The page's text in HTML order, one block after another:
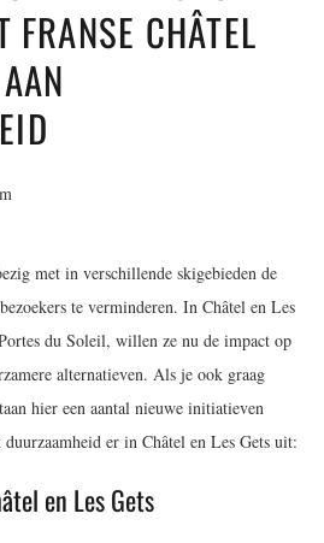
FRANSE CHÂTEL
met in verschillende skigebieden de
te verminderen. In Châtel en Les
du Soleil, willen ze nu de impact op
alternatieven. Als je ook graag
hier een aantal nieuwe initiatieven
er in Châtel en Les Gets uit:
en Les Gets